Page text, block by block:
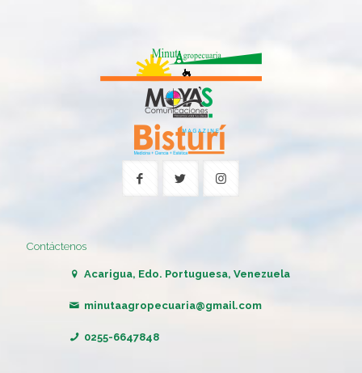
Contáctenos
Acarigua, Edo. Portuguesa, Venezuela
minutaagropecuaria@gmail.com
0255-6647848